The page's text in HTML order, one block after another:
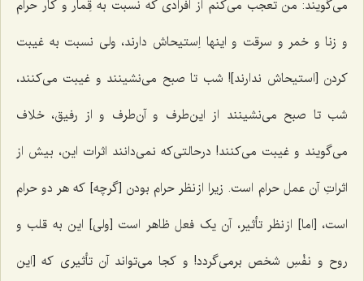
می‌گویند: من تعجب می‌کنم از افرادی که نسبت به قِمار و کار حرام
و زنا و خمر و سرقت و اینها اِستیحاش دارند، ولی نسبت به غیبت
کردن [استیحاش ندارند]! شب تا صبح می‌نشینند و غیبت می‌کنند،
شب تا صبح می‌نشینند از این‌طرف و آن‌طرف و از رفیق، خلاف
می‌گویند و غیبت می‌کنند! درحالتی‌که نمی‌دانند اثرات این، بیش از
اثراتِ آن عمل حرام است. زیرا از نظر حرام بودن [گرچه] که هر دو حرام
است، [اما] از نظر تأثیر، آن یک فعل ظاهر است [ولی] این به قلب و
روح و نفْسِ شخص برمی‌گردد! و کجا می‌تواند آن تأثیری که [این